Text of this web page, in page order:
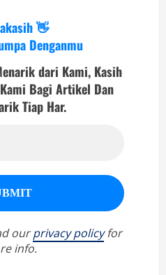
👋
Denganmu
dari Kami, Kasih
Bagi Artikel Dan
Tiap Har.
ourprivacy policyfor
info.